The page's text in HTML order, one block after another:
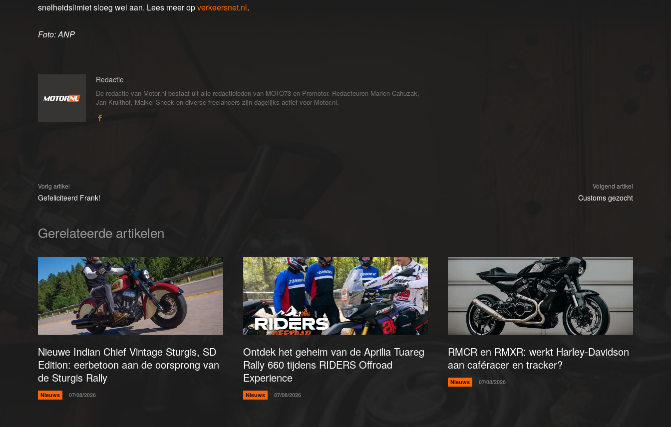
snelheidslimiet sloeg wel aan. Lees meer opverkeersnet.nl.
Foto: ANP
Redactie
De redactie van Motor.nl bestaat uit alle redactieleden van MOTO73 en Promotor. Redacteuren Marien Cahuzak,
Jan Kruithof, Maikel Sneek en diverse freelancers zijn dagelijks actief voor Motor.nl.
Vorig artikel
Gefeliciteerd Frank!
Volgend artikel
Customs gezocht
Gerelateerde artikelen
Nieuwe Indian Chief Vintage Sturgis, SD
Edition: eerbetoon aan de oorsprong van
de Sturgis Rally
Nieuws 07/08/2026
Ontdek het geheim van de Aprilia Tuareg
Rally 660 tijdens RIDERS Offroad
Experience
Nieuws 07/08/2026
RMCR en RMXR: werkt Harley-Davidson
aan caféracer en tracker?
Nieuws 07/08/2026